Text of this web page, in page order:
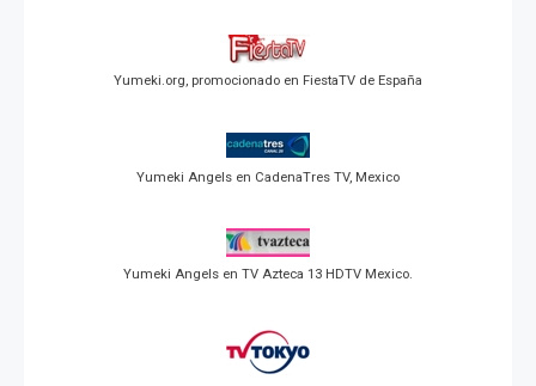
Yumeki.org, promocionado en FiestaTV de España
Yumeki Angels en CadenaTres TV, Mexico
Yumeki Angels en TV Azteca 13 HDTV Mexico.